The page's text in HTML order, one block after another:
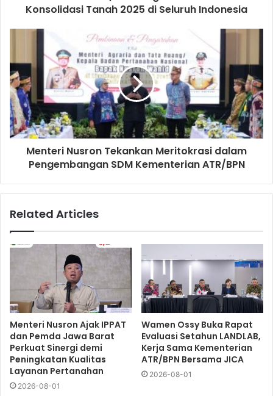
Konsolidasi Tanah 2025 di Seluruh Indonesia
Menteri Nusron Tekankan Meritokrasi dalam
Pengembangan SDM Kementerian ATR/BPN
Related Articles
Menteri Nusron Ajak IPPAT
dan Pemda Jawa Barat
Perkuat Sinergi demi
Peningkatan Kualitas
Layanan Pertanahan
2026-08-01
Wamen Ossy Buka Rapat
Evaluasi Setahun LANDLAB,
Kerja Sama Kementerian
ATR/BPN Bersama JICA
2026-08-01